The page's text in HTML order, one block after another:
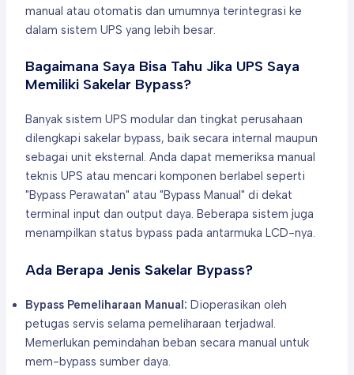
manual atau otomatis dan umumnya terintegrasi ke
dalam sistem UPS yang lebih besar.
Bagaimana Saya Bisa Tahu Jika UPS Saya
Memiliki Sakelar Bypass?
Banyak sistem UPS modular dan tingkat perusahaan
dilengkapi sakelar bypass, baik secara internal maupun
sebagai unit eksternal. Anda dapat memeriksa manual
teknis UPS atau mencari komponen berlabel seperti
"Bypass Perawatan" atau "Bypass Manual" di dekat
terminal input dan output daya. Beberapa sistem juga
menampilkan status bypass pada antarmuka LCD-nya.
Ada Berapa Jenis Sakelar Bypass?
Bypass Pemeliharaan Manual: Dioperasikan oleh
petugas servis selama pemeliharaan terjadwal.
Memerlukan pemindahan beban secara manual untuk
mem-bypass sumber daya.